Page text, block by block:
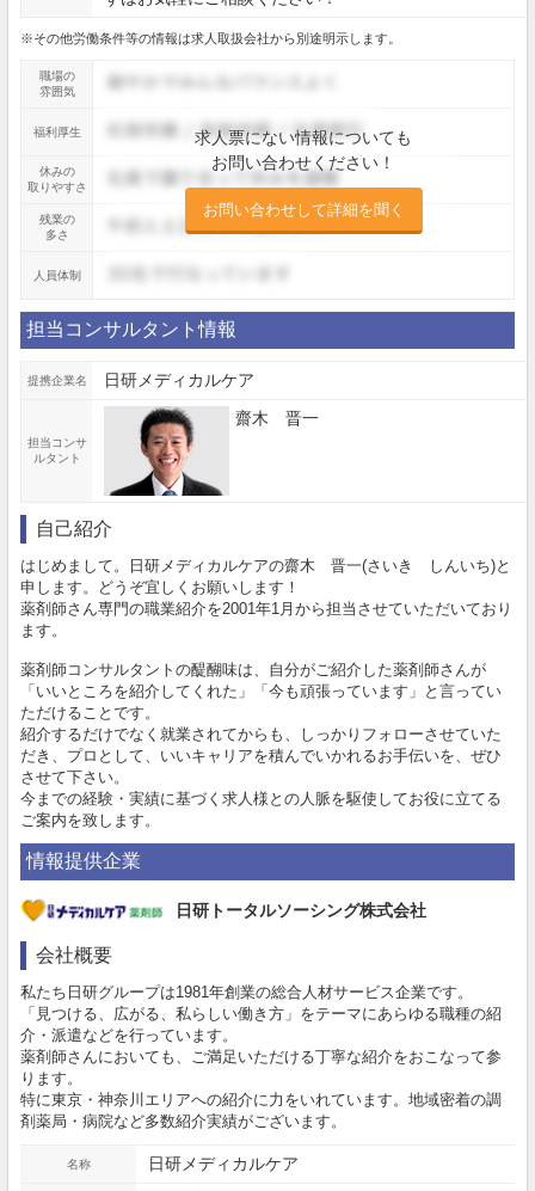
※その他労働条件等の情報は求人取扱会社から別途明示します。
職場の
雰囲気
求人票にない情報についても
お問い合わせください！
お問い合わせして詳細を聞く
福利厚生
休みの
取りやすさ
残業の
多さ
人員体制
担当コンサルタント情報
提携企業名 日研メディカルケア
担当コンサ
ルタント
齋木 晋一
自己紹介
はじめまして。日研メディカルケアの齋木 晋一(さいき しんいち)と
申します。どうぞ宜しくお願いします！
薬剤師さん専門の職業紹介を2001年1月から担当させていただいており
ます。
薬剤師コンサルタントの醍醐味は、自分がご紹介した薬剤師さんが
「いいところを紹介してくれた」「今も頑張っています」と言ってい
ただけることです。
紹介するだけでなく就業されてからも、しっかりフォローさせていた
だき、プロとして、いいキャリアを積んでいかれるお手伝いを、ぜひ
させて下さい。
今までの経験・実績に基づく求人様との人脈を駆使してお役に立てる
ご案内を致します。
情報提供企業
日研トータルソーシング株式会社
会社概要
私たち日研グループは1981年創業の総合人材サービス企業です。
「見つける、広がる、私らしい働き方」をテーマにあらゆる職種の紹
介・派遣などを行っています。
薬剤師さんにおいても、ご満足いただける丁寧な紹介をおこなって参
ります。
特に東京・神奈川エリアへの紹介に力をいれています。地域密着の調
剤薬局・病院など多数紹介実績がございます。
名称 日研メディカルケア